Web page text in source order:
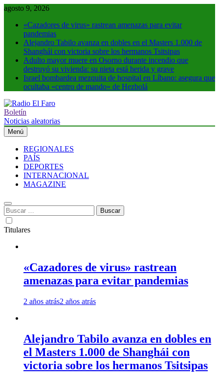
Saltar
contenido
agosto 9, 2026
«Cazadores de virus» rastrean amenazas para evitar
pandemias
Alejandro Tabilo avanza en dobles en el Masters 1.000 de
Shanghái con victoria sobre los hermanos Tsitsipas
Adulto mayor muere en Osorno durante incendio que
destruyó su vivienda: su nieta está herida y grave
Israel bombardea mezquita de hospital en Líbano: asegura que
ocultaba «centro de mando» de Hezbolá
Radio El Faro
Noticias y más
Boletín
Noticias aleatorias
Menú
REGIONALES
PAÍS
DEPORTES
INTERNACIONAL
MAGAZINE
Buscar:
Titulares
«Cazadores de virus» rastrean
amenazas para evitar pandemias
2 años atrás2 años atrás
Alejandro Tabilo avanza en dobles en
el Masters 1.000 de Shanghái con
victoria sobre los hermanos Tsitsipas